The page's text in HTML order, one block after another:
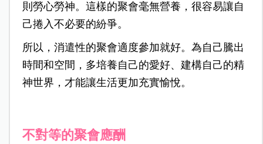
則勞心勞神。這樣的聚會毫無營養，很容易讓自
己捲入不必要的紛爭。
所以，消遣性的聚會適度參加就好。為自己騰出
時間和空間，多培養自己的愛好、建構自己的精
神世界，才能讓生活更加充實愉悅。
不對等的聚會應酬